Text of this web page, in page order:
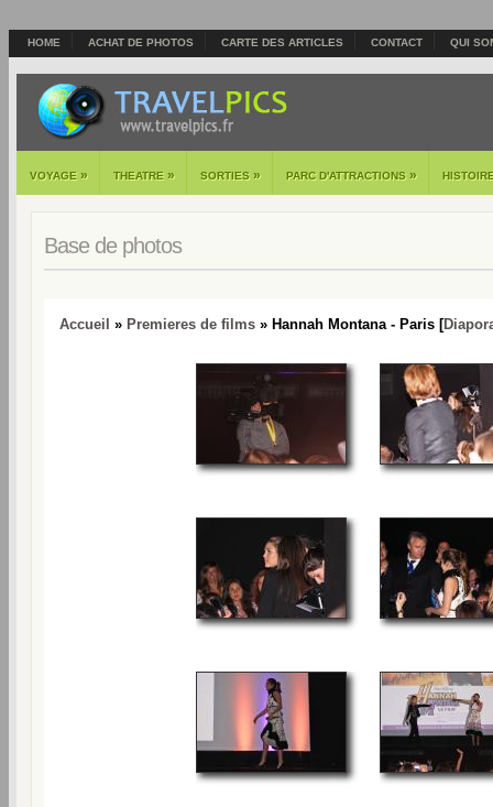
HOME ACHAT DE PHOTOS CARTE DES ARTICLES CONTACT QUI
VOYAGE » THEATRE » SORTIES » PARC D'ATTRACTIONS »
Base de photos
Accueil » Premieres de films » Hannah Montana - Paris [